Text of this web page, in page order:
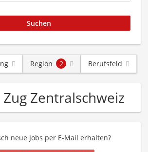
Region 2 Berufsfeld
Zug Zentralschweiz
neue Jobs per E-Mail erhalten?